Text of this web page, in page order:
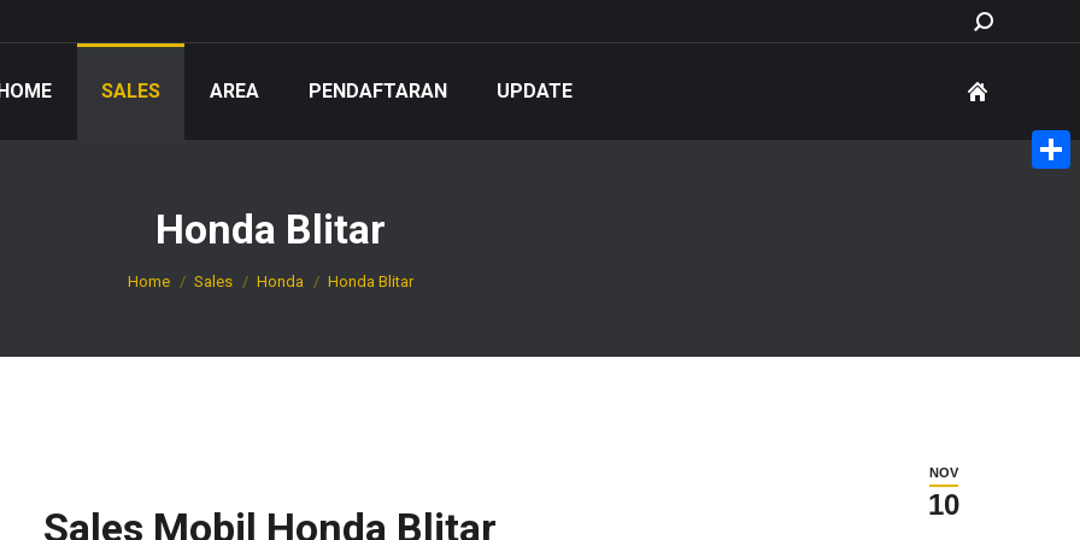
Search:
SALES AREA PENDAFTARAN UPDATE
Honda Blitar
You are here:
Home Sales Honda Honda Blitar
NOV
10
Sales Mobil Honda Blitar